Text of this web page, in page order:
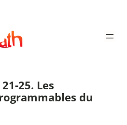
25. Les
du